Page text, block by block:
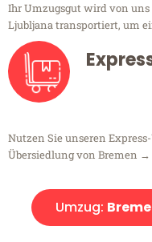
Ihr Umzugsgut wird von
Ljubljana transportiert, um
Nutzen Sie unseren
Übersiedlung von Bremen →
Umzug: